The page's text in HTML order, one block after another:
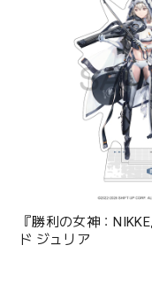
『勝利の女神：
ド ジュリア